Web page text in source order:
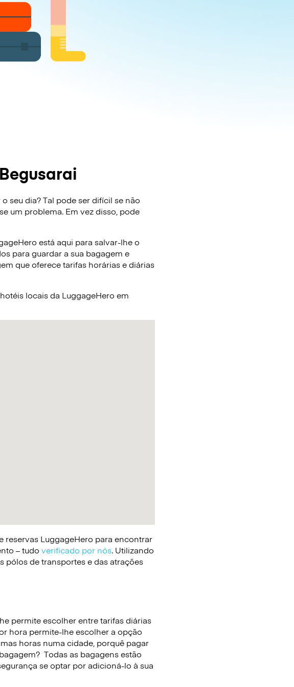
seu dia? Tal pode ser difícil se não
um problema. Em vez disso, pode
está aqui para salvar-lhe o
para guardar a sua bagagem e
que oferece tarifas horárias e diárias
locais da LuggageHero em
reservas LuggageHero para encontrar
– tudo verificado por nós. Utilizando
pólos de transportes e das atrações
permite escolher entre tarifas diárias
hora permite-lhe escolher a opção
horas numa cidade, porquê pagar
Todas as bagagens estão
se optar por adicioná-lo à sua